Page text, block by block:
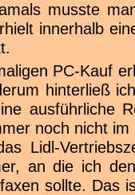
musste
innerhalb
PC-Kauf
hinterließ
ausführliche
noch nicht
Lidl-
an die ich
sollte. Das